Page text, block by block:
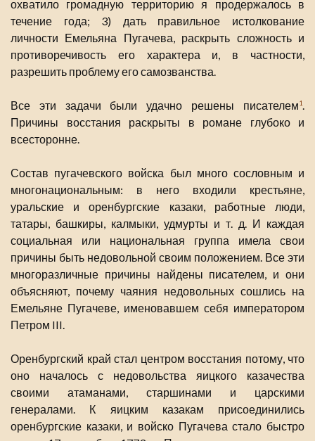
охватило громадную территорию я продержалось в
течение года; 3) дать правильное истолкование
личности Емельяна Пугачева, раскрыть сложность и
противоречивость его характера и, в частности,
разрешить проблему его самозванства.
Все эти задачи были удачно решены писателем1.
Причины восстания раскрыты в романе глубоко и
всесторонне.
Состав пугачевского войска был много сословным и
многонациональным: в него входили крестьяне,
уральские и оренбургские казаки, работные люди,
татары, башкиры, калмыки, удмурты и т. д. И каждая
социальная или национальная группа имела свои
причины быть недовольной своим положением. Все эти
многоразличные причины найдены писателем, и они
объясняют, почему чаяния недовольных сошлись на
Емельяне Пугачеве, именовавшем себя императором
Петром III.
Оренбургский край стал центром восстания потому, что
оно началось с недовольства яицкого казачества
своими атаманами, старшинами и царскими
генералами. К яицким казакам присоединились
оренбургские казаки, и войско Пугачева стало быстро